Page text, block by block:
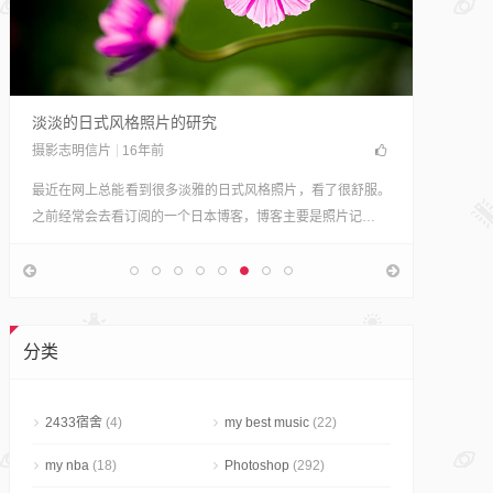
淡淡的日式风格照片的研究
摄影志明信片 16年前
最近在网上总能看到很多淡雅的日式风格照片，看了很舒服。
之前经常会去看订阅的一个日本博客，博客主要是照片记…
分类
2433宿舍 (4) my best music (22)
my nba (18) Photoshop (292)